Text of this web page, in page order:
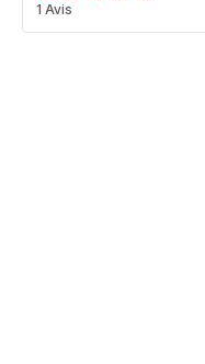
Avis
1
1 Avis